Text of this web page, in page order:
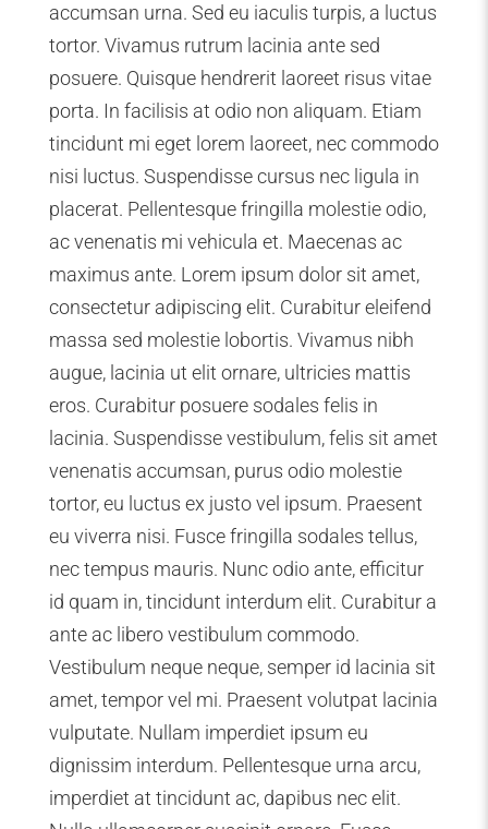
accumsan urna. Sed eu iaculis turpis, a luctus
tortor. Vivamus rutrum lacinia ante sed
posuere. Quisque hendrerit laoreet risus vitae
porta. In facilisis at odio non aliquam. Etiam
tincidunt mi eget lorem laoreet, nec commodo
nisi luctus. Suspendisse cursus nec ligula in
placerat. Pellentesque fringilla molestie odio,
ac venenatis mi vehicula et. Maecenas ac
maximus ante. Lorem ipsum dolor sit amet,
consectetur adipiscing elit. Curabitur eleifend
massa sed molestie lobortis. Vivamus nibh
augue, lacinia ut elit ornare, ultricies mattis
eros. Curabitur posuere sodales felis in
lacinia. Suspendisse vestibulum, felis sit amet
venenatis accumsan, purus odio molestie
tortor, eu luctus ex justo vel ipsum. Praesent
eu viverra nisi. Fusce fringilla sodales tellus,
nec tempus mauris. Nunc odio ante, efficitur
id quam in, tincidunt interdum elit. Curabitur a
ante ac libero vestibulum commodo.
Vestibulum neque neque, semper id lacinia sit
amet, tempor vel mi. Praesent volutpat lacinia
vulputate. Nullam imperdiet ipsum eu
dignissim interdum. Pellentesque urna arcu,
imperdiet at tincidunt ac, dapibus nec elit.